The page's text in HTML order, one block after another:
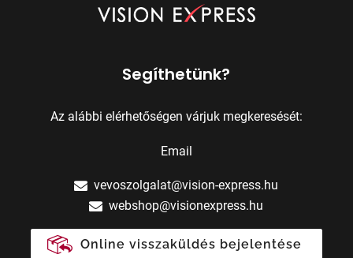
Segíthetünk?
Az alábbi elérhetőségen várjuk megkeresését:
Email
vevoszolgalat@vision-express.hu
webshop@visionexpress.hu
Online visszaküldés bejelentése